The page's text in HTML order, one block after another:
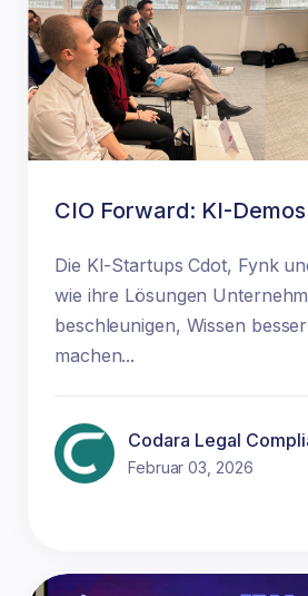
CIO Forward: KI-
Die KI-Startups Cdot, Fynk
wie ihre Lösungen
beschleunigen, Wissen
machen...
Codara Legal
Februar 03, 2026